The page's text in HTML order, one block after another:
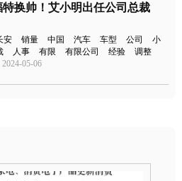
特换帅！艾小明出任公司总裁
安 销量 中国 汽车 车型 公司
小
人事 有限 有限公司 经验
调整
2024-05-06